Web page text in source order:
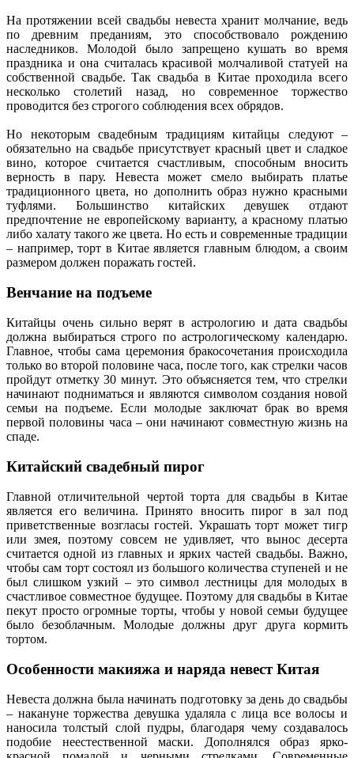
На протяжении всей свадьбы невеста хранит молчание, ведь
по древним преданиям, это способствовало рождению
наследников. Молодой было запрещено кушать во время
праздника и она считалась красивой молчаливой статуей на
собственной свадьбе. Так свадьба в Китае проходила всего
несколько столетий назад, но современное торжество
проводится без строгого соблюдения всех обрядов.
Но некоторым свадебным традициям китайцы следуют –
обязательно на свадьбе присутствует красный цвет и сладкое
вино, которое считается счастливым, способным вносить
верность в пару. Невеста может смело выбирать платье
традиционного цвета, но дополнить образ нужно красными
туфлями. Большинство китайских девушек отдают
предпочтение не европейскому варианту, а красному платью
либо халату такого же цвета. Но есть и современные традиции
– например, торт в Китае является главным блюдом, а своим
размером должен поражать гостей.
Венчание на подъеме
Китайцы очень сильно верят в астрологию и дата свадьбы
должна выбираться строго по астрологическому календарю.
Главное, чтобы сама церемония бракосочетания происходила
только во второй половине часа, после того, как стрелки часов
пройдут отметку 30 минут. Это объясняется тем, что стрелки
начинают подниматься и являются символом создания новой
семьи на подъеме. Если молодые заключат брак во время
первой половины часа – они начинают совместную жизнь на
спаде.
Китайский свадебный пирог
Главной отличительной чертой торта для свадьбы в Китае
является его величина. Принято вносить пирог в зал под
приветственные возгласы гостей. Украшать торт может тигр
или змея, поэтому совсем не удивляет, что вынос десерта
считается одной из главных и ярких частей свадьбы. Важно,
чтобы сам торт состоял из большого количества ступеней и не
был слишком узкий – это символ лестницы для молодых в
счастливое совместное будущее. Поэтому для свадьбы в Китае
пекут просто огромные торты, чтобы у новой семьи будущее
было безоблачным. Молодые должны друг друга кормить
тортом.
Особенности макияжа и наряда невест Китая
Невеста должна была начинать подготовку за день до свадьбы
– накануне торжества девушка удаляла с лица все волосы и
наносила толстый слой пудры, благодаря чему создавалось
подобие неестественной маски. Дополнялся образ ярко-